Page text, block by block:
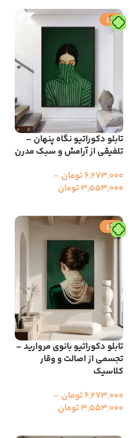
حراج
تابلو دکوراتیو نگاه پنهان –
تلفیقی از آرامش و سبک مدرن
6,273,000تومان –
3,553,000تومان
حراج
تابلو دکوراتیو بانوی مروارید –
تجسمی از اصالت و وقار
کلاسیک
6,273,000تومان –
3,553,000تومان